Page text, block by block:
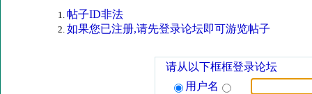
帖子ID非法
如果您已注册,请先登录论坛即可游览帖子
请从以下框框登录论坛
用户名